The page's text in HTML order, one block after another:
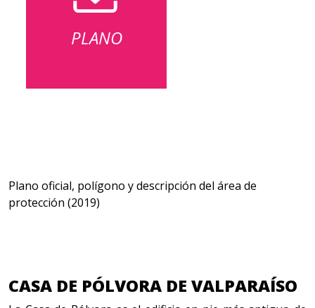
PLANO
Plano oficial, polígono y descripción del área de
protección (2019)
CASA DE PÓLVORA DE VALPARAÍSO